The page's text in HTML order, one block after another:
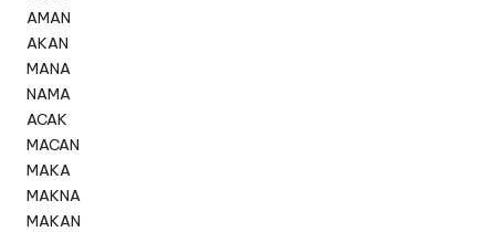
AMAN
AKAN
MANA
NAMA
ACAK
MACAN
MAKA
MAKNA
MAKAN